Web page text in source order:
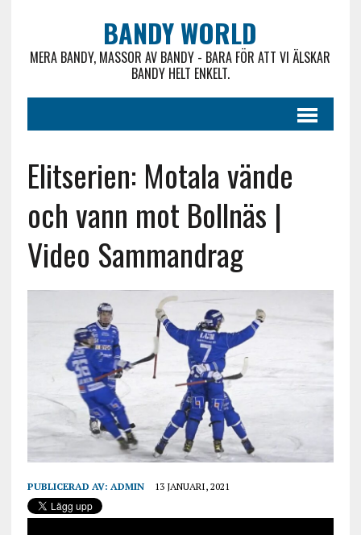
BANDY WORLD
MERA BANDY, MASSOR AV BANDY - BARA FÖR ATT VI ÄLSKAR
BANDY HELT ENKELT.
Elitserien: Motala vände
och vann mot Bollnäs |
Video Sammandrag
PUBLICERAD AV: ADMIN 13 JANUARI, 2021